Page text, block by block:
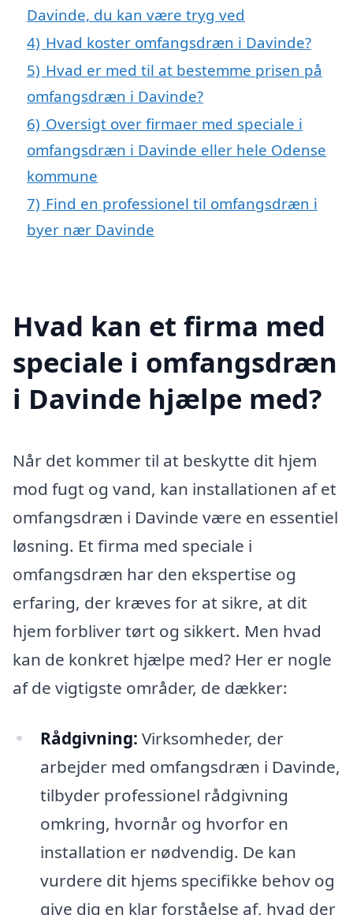
Davinde, du kan være tryg ved
4) Hvad koster omfangsdræn i Davinde?
5) Hvad er med til at bestemme prisen på
omfangsdræn i Davinde?
6) Oversigt over firmaer med speciale i
omfangsdræn i Davinde eller hele Odense
kommune
7) Find en professionel til omfangsdræn i
byer nær Davinde
Hvad kan et firma med
speciale i omfangsdræn
i Davinde hjælpe med?
Når det kommer til at beskytte dit hjem
mod fugt og vand, kan installationen af et
omfangsdræn i Davinde være en essentiel
løsning. Et firma med speciale i
omfangsdræn har den ekspertise og
erfaring, der kræves for at sikre, at dit
hjem forbliver tørt og sikkert. Men hvad
kan de konkret hjælpe med? Her er nogle
af de vigtigste områder, de dækker:
Rådgivning: Virksomheder, der
arbejder med omfangsdræn i Davinde,
tilbyder professionel rådgivning
omkring, hvornår og hvorfor en
installation er nødvendig. De kan
vurdere dit hjems specifikke behov og
give dig en klar forståelse af, hvad der